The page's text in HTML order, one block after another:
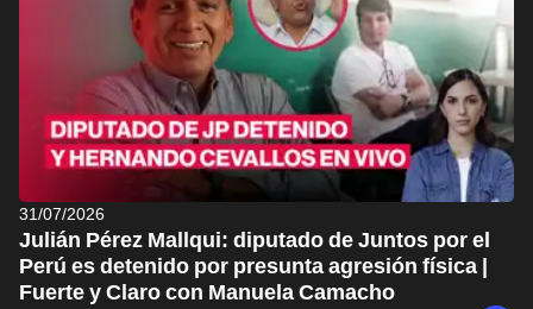
31/07/2026
Julián Pérez Mallqui: diputado de Juntos por el
Perú es detenido por presunta agresión física |
Fuerte y Claro con Manuela Camacho